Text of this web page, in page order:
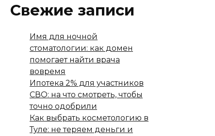
Свежие записи
Имя для ночной
стоматологии: как домен
помогает найти врача
вовремя
Ипотека 2% для участников
СВО: на что смотреть, чтобы
точно одобрили
Как выбрать косметологию в
Туле: не теряем деньги и